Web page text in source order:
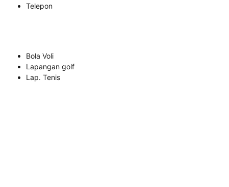
Telepon
Bola Voli
Lapangan golf
Lap. Tenis